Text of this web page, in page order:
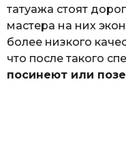
татуажа стоят
мастера на них
более низкого
что после такого
посинеют или